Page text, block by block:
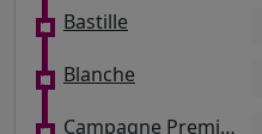
Bastille
Blanche
Campagne Première